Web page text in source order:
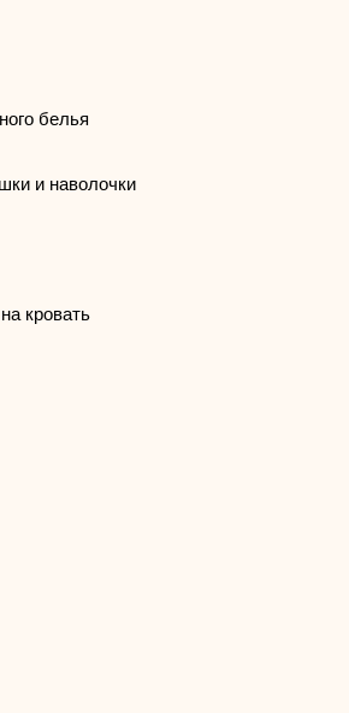
белья
и наволочки
кровать